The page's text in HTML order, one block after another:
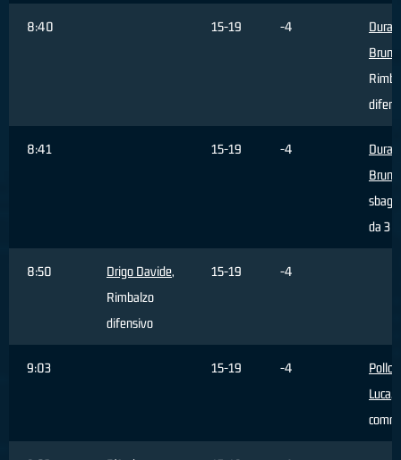
8:40 15-19 -4
Bruno
8:41 15-19 -4
Bruno
da 3
8:50 Drigo Davide,
Rimbalzo
difensivo
15-19 -4
9:03 15-19 -4
Luca,